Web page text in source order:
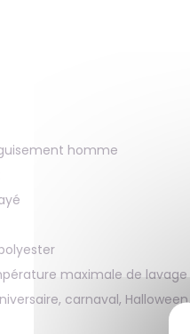
homme
maximale de
carnaval,